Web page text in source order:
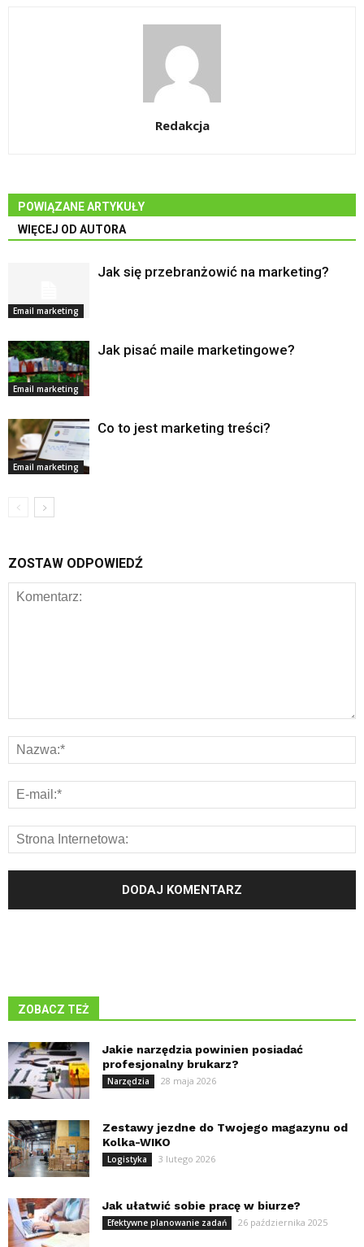
Redakcja
POWIĄZANE ARTYKUŁY
WIĘCEJ OD AUTORA
Email marketing
Jak się przebranżowić na marketing?
Email marketing
Jak pisać maile marketingowe?
Email marketing
Co to jest marketing treści?
ZOSTAW ODPOWIEDŹ
ZOBACZ TEŻ
Jakie narzędzia powinien posiadać
profesjonalny brukarz?
Narzędzia 28 maja 2026
Zestawy jezdne do Twojego magazynu od
Kolka-WIKO
Logistyka 3 lutego 2026
Jak ułatwić sobie pracę w biurze?
Efektywne planowanie zadań 26 października 2025